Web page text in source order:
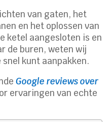
van gaten, het
en het oplossen van
ketel aangesloten is en
de buren, weten wij
kunt aanpakken.
Google reviews over
ervaringen van echte